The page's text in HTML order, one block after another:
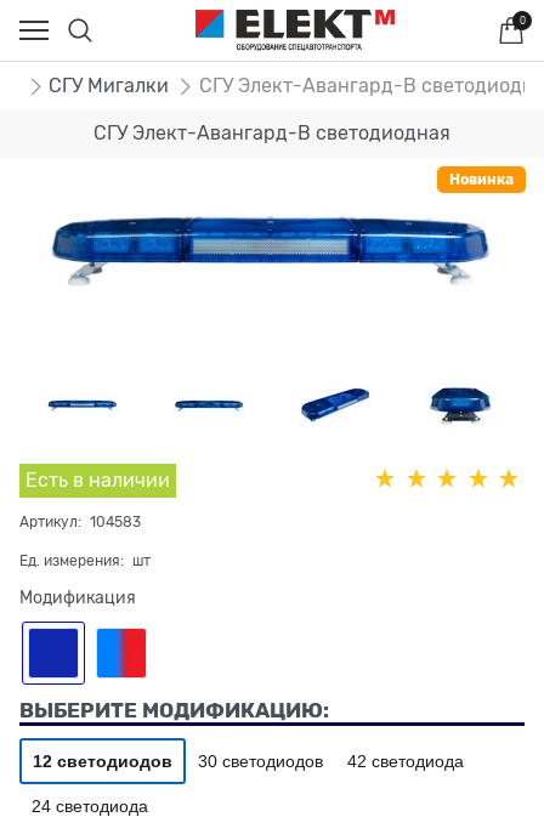
0
СГУ Мигалки СГУ Элект-Авангард-В
СГУ Элект-Авангард-В светодиодная
Новинка
Есть в наличии
Артикул: 104583
Ед. измерения: шт
Модификация
ВЫБЕРИТЕ МОДИФИКАЦИЮ:
12 светодиодов 30 светодиодов 42 светодиода
24 светодиода